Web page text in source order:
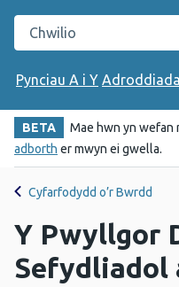
Chwilio gwefan Iechyd
Pynciau A i Y
BETA
Mae hwn yn wefan
adborth er mwyn ei gwella.
Cyfarfodydd o’r Bwrdd
Y Pwyllgor
Sefydliadol